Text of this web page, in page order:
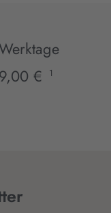
€
1